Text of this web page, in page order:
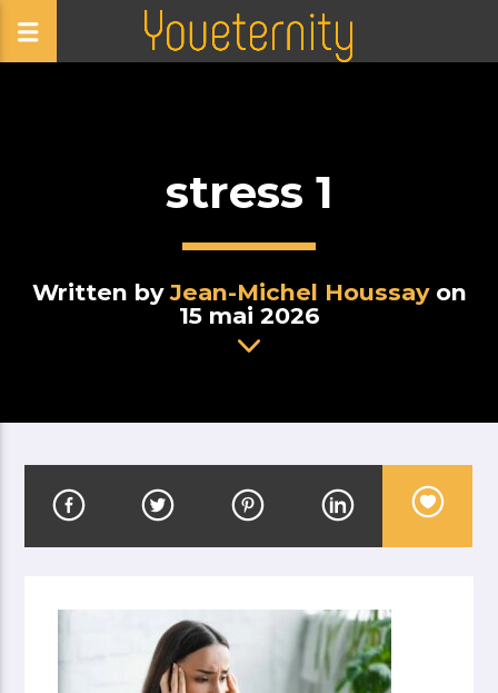
stress 1
Written byJean-Michel Houssayon
15 mai 2026